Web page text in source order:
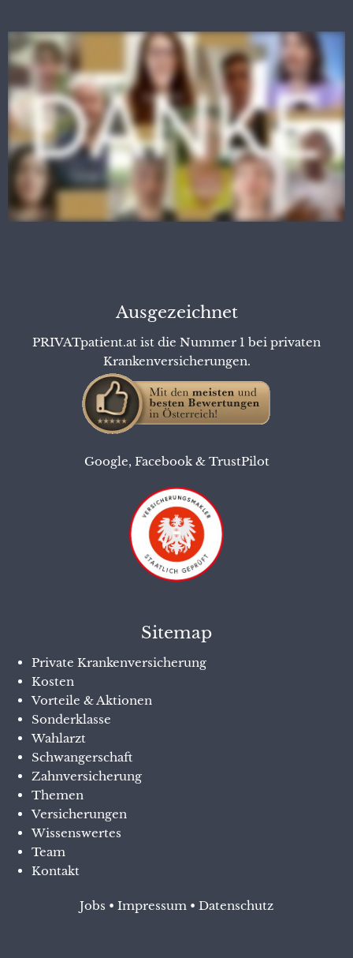
Ausgezeichnet
PRIVATpatient.at ist die Nummer 1 bei privaten
Krankenversicherungen.
Google, Facebook& TrustPilot
Sitemap
Private Krankenversicherung
Kosten
Vorteile & Aktionen
Sonderklasse
Wahlarzt
Schwangerschaft
Zahnversicherung
Themen
Versicherungen
Wissenswertes
Team
Kontakt
Jobs • Impressum • Datenschutz